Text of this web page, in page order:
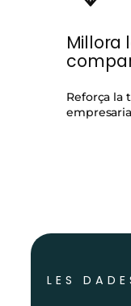
Millora
Reforça la
LES